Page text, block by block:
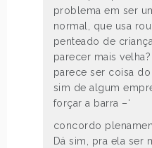
problema em ser
normal, que usa
penteado de
parecer mais
parece ser coisa do
sim de algum
forçar a barra –‘
concordo
Dá sim, pra ela ser